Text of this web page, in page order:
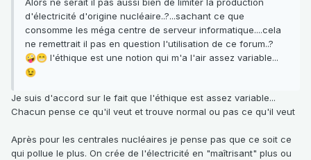
d'électricité d'origine nucléaire..?...sachant ce que
consomme les méga centre de serveur informatique....cela
ne remettrait il pas en question l'utilisation de ce forum..?
🤪😁 l'éthique est une notion qui m'a l'air assez variable...
😉
Je suis d'accord sur le fait que l'éthique est assez variable...
Chacun pense ce qu'il veut et trouve normal ou pas ce qu'il veut
Après pour les centrales nucléaires je pense pas que ce soit ce
qui pollue le plus. On crée de l'électricité en "maîtrisant" plus ou